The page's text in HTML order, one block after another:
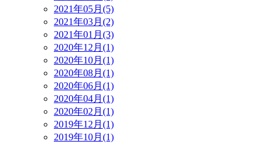
2021年05月(5)
2021年03月(2)
2021年01月(3)
2020年12月(1)
2020年10月(1)
2020年08月(1)
2020年06月(1)
2020年04月(1)
2020年02月(1)
2019年12月(1)
2019年10月(1)